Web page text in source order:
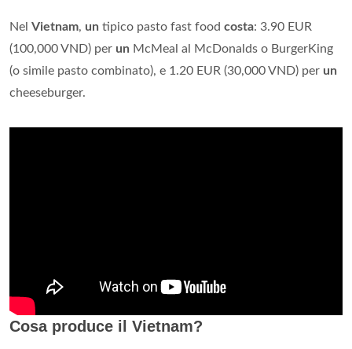
Nel Vietnam, un tipico pasto fast food costa: 3.90 EUR
(100,000 VND) per un McMeal al McDonalds o BurgerKing
(o simile pasto combinato), e 1.20 EUR (30,000 VND) per un
cheeseburger.
Cosa produce il Vietnam?